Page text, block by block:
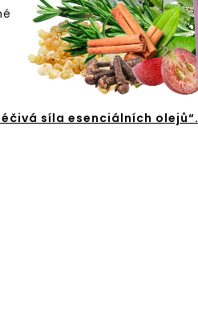
síla esenciálních olejů“.